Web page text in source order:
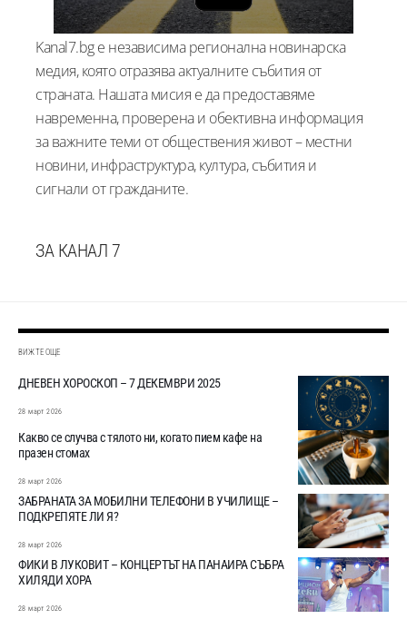
Kanal7.bg е независима регионална новинарска
медия, която отразява актуалните събития от
страната. Нашата мисия е да предоставяме
навременна, проверена и обективна информация
за важните теми от обществения живот – местни
новини, инфраструктура, култура, събития и
сигнали от гражданите.
ЗА КАНАЛ 7
ВИЖТЕ ОЩЕ
ДНЕВЕН ХОРОСКОП – 7 ДЕКЕМВРИ 2025
28 март 2026
Какво се случва с тялото ни, когато пием кафе на
празен стомах
28 март 2026
ЗАБРАНАТА ЗА МОБИЛНИ ТЕЛЕФОНИ В УЧИЛИЩЕ –
ПОДКРЕПЯТЕ ЛИ Я?
28 март 2026
ФИКИ В ЛУКОВИТ – КОНЦЕРТЪТ НА ПАНАИРА СЪБРА
ХИЛЯДИ ХОРА
28 март 2026